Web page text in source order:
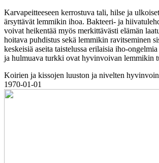
Karvapeitteeseen kerrostuva tali, hilse ja
ärsyttävät lemmikin ihoa. Bakteeri- ja
voivat heikentää myös merkittävästi elämän
hoitava puhdistus sekä lemmikin ravitseminen
keskeisiä aseita taistelussa erilaisia iho-
ja hulmuava turkki ovat hyvinvoivan lemmikin
Koirien ja kissojen luuston ja nivelten
1970-01-01